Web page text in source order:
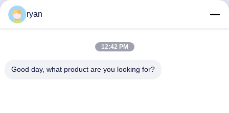
κατασκευάζει τη μηχανή,
μηχανή κατασκευής
κεραμιδιών στεγών της
Βρείτε την καλύτερη τιμή
στεγών
ryan
12:42 PM
Good day, what product are you looking for?